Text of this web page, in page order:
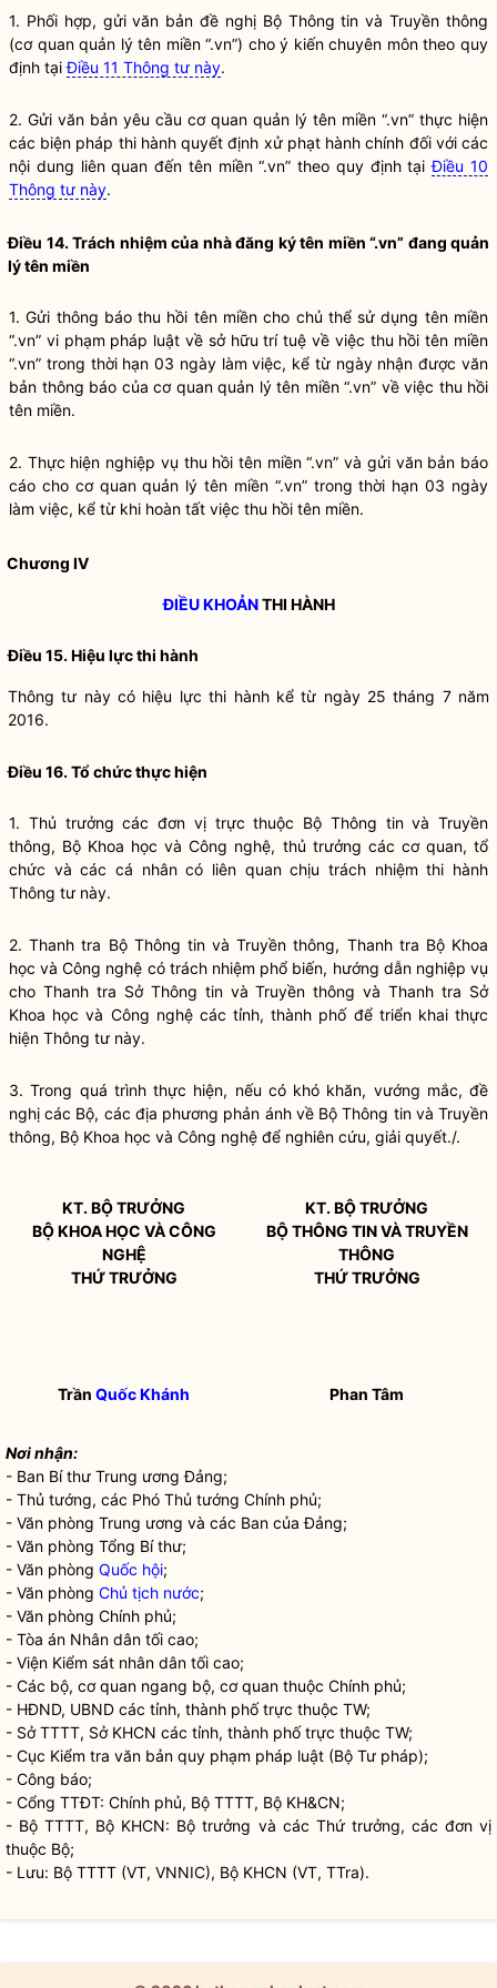
1. Phối hợp, gửi văn bản đề nghị Bộ Thông tin và Truyền thông
(cơ quan quản lý tên miền “.vn”) cho ý kiến chuyên môn theo quy
định tạiĐiều 11 Thông tư này.
2. Gửi văn bản yêu cầu cơ quan quản lý tên miền “.vn” thực hiện
các biện pháp thi hành quyết định xử phạt hành chính đối với các
nội dung liên quan đến tên miền “.vn” theo quy định tạiĐiều 10
Thông tư này.
Điều 14. Trách nhiệm của nhà đăng ký tên miền “.vn” đang quản
lý tên miền
1. Gửi thông báo thu hồi tên miền cho chủ thể sử dụng tên miền
“.vn” vi phạm pháp luật về sở hữu trí tuệ về việc thu hồi tên miền
“.vn” trong thời hạn 03 ngày làm việc, kể từ ngày nhận được văn
bản thông báo của cơ quan quản lý tên miền “.vn” về việc thu hồi
tên miền.
2. Thực hiện nghiệp vụ thu hồi tên miền “.vn” và gửi văn bản báo
cáo cho cơ quan quản lý tên miền “.vn” trong thời hạn 03 ngày
làm việc, kể từ khi hoàn tất việc thu hồi tên miền.
Chương IV
ĐIỀU KHOẢNTHI HÀNH
Điều 15. Hiệu lực thi hành
Thông tư này có hiệu lực thi hành kể từ ngày 25 tháng 7 năm
2016.
Điều 16. Tổ chức thực hiện
1. Thủ trưởng các đơn vị trực thuộc Bộ Thông tin và Truyền
thông, Bộ Khoa học và Công nghệ, thủ trưởng các cơ quan, tổ
chức và các cá nhân có liên quan chịu trách nhiệm thi hành
Thông tư này.
2. Thanh tra Bộ Thông tin và Truyền thông, Thanh tra Bộ Khoa
học và Công nghệ có trách nhiệm phổ biến, hướng dẫn nghiệp vụ
cho Thanh tra Sở Thông tin và Truyền thông và Thanh tra Sở
Khoa học và Công nghệ các tỉnh, thành phố để triển khai thực
hiện Thông tư này.
3. Trong quá trình thực hiện, nếu có khó khăn, vướng mắc, đề
nghị các Bộ, các địa phương phản ánh về Bộ Thông tin và Truyền
thông, Bộ Khoa học và Công nghệ để nghiên cứu, giải quyết./.
KT. BỘ TRƯỞNG
BỘ KHOA HỌC VÀ CÔNG
NGHỆ
THỨ TRƯỞNG
Trần Quốc Khánh
KT.BỘ TRƯỞNG
BỘ THÔNG TIN VÀ TRUYỀN
THÔNG
THỨ TRƯỞNG
Phan Tâm
Nơi nhận:
- Ban Bí thư Trung ương Đảng;
- Thủ tướng, các Phó Thủ tướng Chính phủ;
- Văn phòng Trung ương và các Ban của Đảng;
- Văn phòng Tổng Bí thư;
- Văn phòng Quốc hội;
- Văn phòng Chủ tịch nước;
- Văn phòng Chính phủ;
- Tòa án Nhân dân tối cao;
- Viện Kiểm sát nhân dân tối cao;
- Các bộ, cơ quan ngang bộ, cơ quan thuộc Chính phủ;
- HĐND, UBND các tỉnh, thành phố trực thuộc TW;
- Sở TTTT, Sở KHCN các tỉnh, thành phố trực thuộc TW;
- Cục Kiểm tra văn bản quy phạm pháp luật (Bộ Tư pháp);
- Công báo;
- Cổng TTĐT: Chính phủ, Bộ TTTT, Bộ KH&CN;
- Bộ TTTT, Bộ KHCN: Bộ trưởng và các Thứ trưởng, các đơn vị
thuộc Bộ;
- Lưu: Bộ TTTT (VT, VNNIC), Bộ KHCN (VT, TTra).